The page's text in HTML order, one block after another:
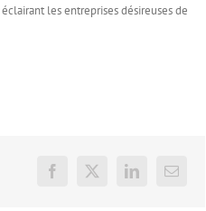
les entreprises désireuses de
Facebook
X LinkedInEmail